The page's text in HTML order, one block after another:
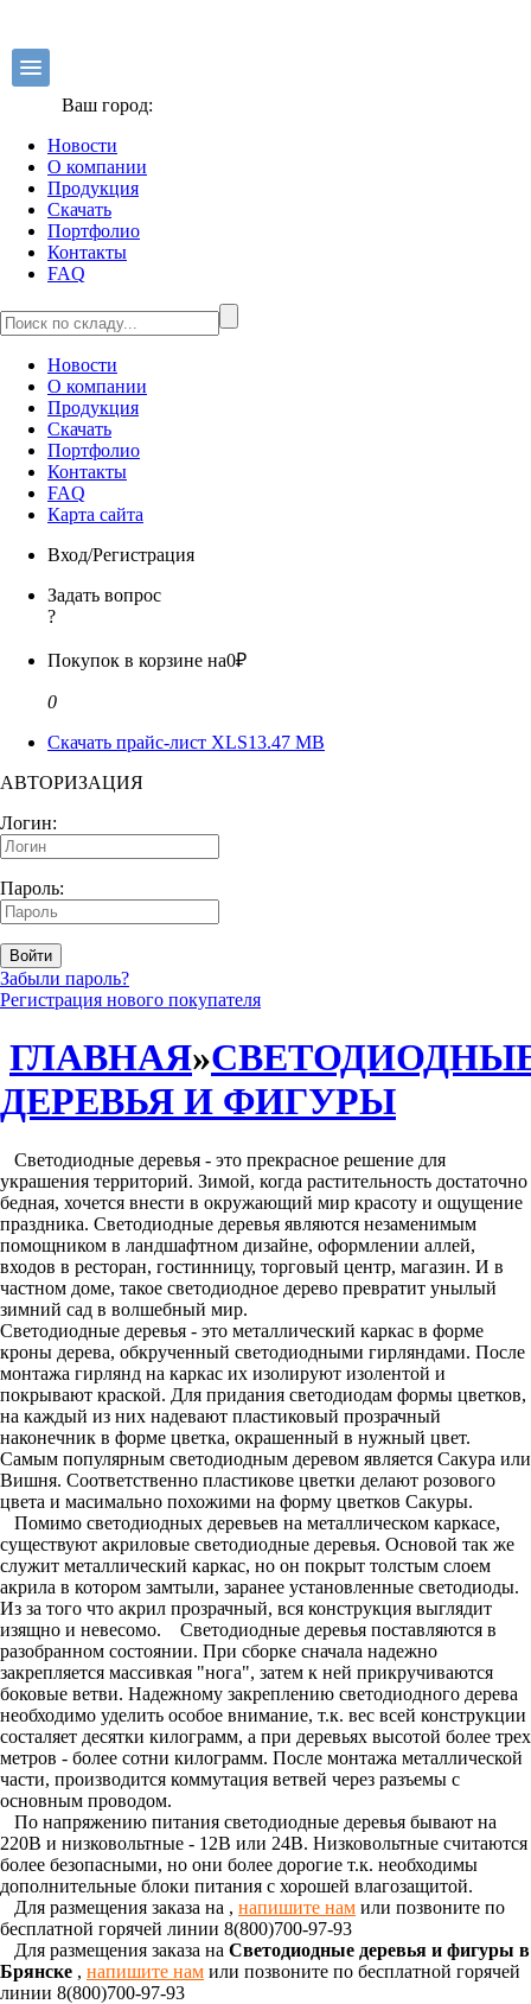
Ваш город:
Новости
О компании
Продукция
Скачать
Портфолио
Контакты
FAQ
Новости
О компании
Продукция
Скачать
Портфолио
Контакты
FAQ
Карта сайта
Вход/Регистрация
Задать вопрос
?
Покупок в корзине на0₽
0
Скачать прайс-лист XLS13.47 MB
АВТОРИЗАЦИЯ
Логин:
Пароль:
Войти
Забыли пароль?
Регистрация нового покупателя
ГЛАВНАЯ»
ДЕРЕВЬЯ И ФИГУРЫ
Светодиодные деревья - это прекрасное решение для
украшения территорий. Зимой, когда растительность достаточно
бедная, хочется внести в окружающий мир красоту и ощущение
праздника. Светодиодные деревья являются незаменимым
помощником в ландшафтном дизайне, оформлении аллей,
входов в ресторан, гостинницу, торговый центр, магазин. И в
частном доме, такое светодиодное дерево превратит унылый
зимний сад в волшебный мир.
Светодиодные деревья - это металлический каркас в форме
кроны дерева, обкрученный светодиодными гирляндами. После
монтажа гирлянд на каркас их изолируют изолентой и
покрывают краской. Для придания светодиодам формы цветков,
на каждый из них надевают пластиковый прозрачный
наконечник в форме цветка, окрашенный в нужный цвет.
Самым популярным светодиодным деревом является Сакура или
Вишня. Соответственно пластикове цветки делают розового
цвета и масимально похожими на форму цветков Сакуры.
Помимо светодиодных деревьев на металлическом каркасе,
существуют акриловые светодиодные деревья. Основой так же
служит металлический каркас, но он покрыт толстым слоем
акрила в котором замтыли, заранее установленные светодиоды.
Из за того что акрил прозрачный, вся конструкция выглядит
изящно и невесомо. Светодиодные деревья поставляются в
разобранном состоянии. При сборке сначала надежно
закрепляется массивкая "нога", затем к ней прикручиваются
боковые ветви. Надежному закреплению светодиодного дерева
необходимо уделить особое внимание, т.к. вес всей конструкции
состаляет десятки килограмм, а при деревьях высотой более трех
метров - более сотни килограмм. После монтажа металлической
части, производится коммутация ветвей через разъемы с
основным проводом.
По напряжению питания светодиодные деревья бывают на
220В и низковольтные - 12В или 24В. Низковольтные считаются
более безопасными, но они более дорогие т.к. необходимы
дополнительные блоки питания с хорошей влагозащитой.
Для размещения заказа на , напишите нам или позвоните по
бесплатной горячей линии 8(800)700-97-93
Для размещения заказа на Светодиодные деревья и фигуры в
Брянске , напишите нам или позвоните по бесплатной горячей
линии 8(800)700-97-93